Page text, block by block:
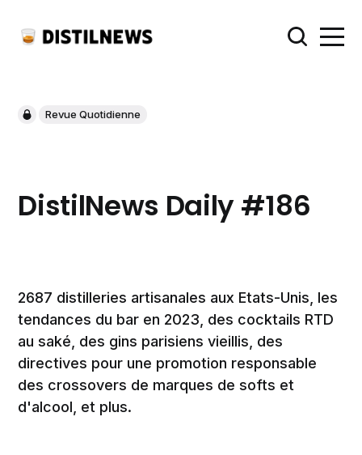
Revue Quotidienne
DistilNews Daily #186
2687 distilleries artisanales aux Etats-Unis, les
tendances du bar en 2023, des cocktails RTD
au saké, des gins parisiens vieillis, des
directives pour une promotion responsable
des crossovers de marques de softs et
d'alcool, et plus.